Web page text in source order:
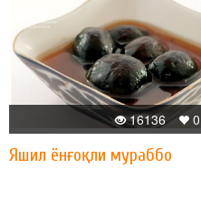
0
16136
Яшил ёнғоқли мураббо